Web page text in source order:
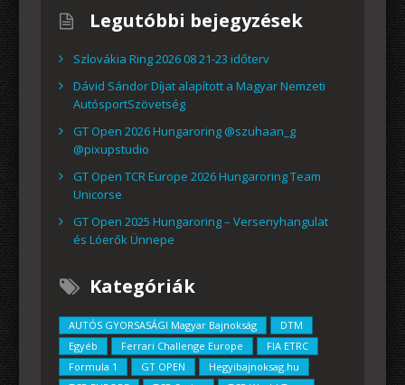
Legutóbbi bejegyzések
Szlovákia Ring 2026 08 21-23 időterv
Dávid Sándor Díjat alapított a Magyar Nemzeti
AutósportSzövetség
GT Open 2026 Hungaroring @szuhaan_g
@pixupstudio
GT Open TCR Europe 2026 Hungaroring Team
Unicorse
GT Open 2025 Hungaroring – Versenyhangulat
és Lóerők Ünnepe
Kategóriák
AUTÓS GYORSASÁGI Magyar Bajnokság
DTM
Egyéb
Ferrari Challenge Europe
FIA ETRC
Formula 1
GT OPEN
Hegyibajnoksag.hu